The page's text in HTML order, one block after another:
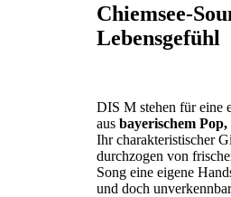
Chiemsee-
Lebensgefühl
DIS M stehen für eine
aus bayerischem
Ihr charakteristischer
durchzogen von
Song eine eigene
und doch